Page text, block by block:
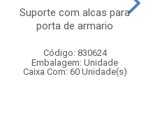
Suporte com alcas para
porta de armario
Código: 830624
Embalagem: Unidade
Caixa Com: 60 Unidade(s)